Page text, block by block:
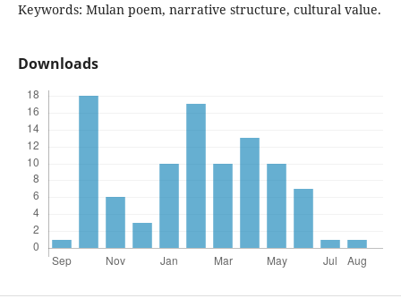
Keywords: Mulan poem, narrative structure, cultural value.
Downloads